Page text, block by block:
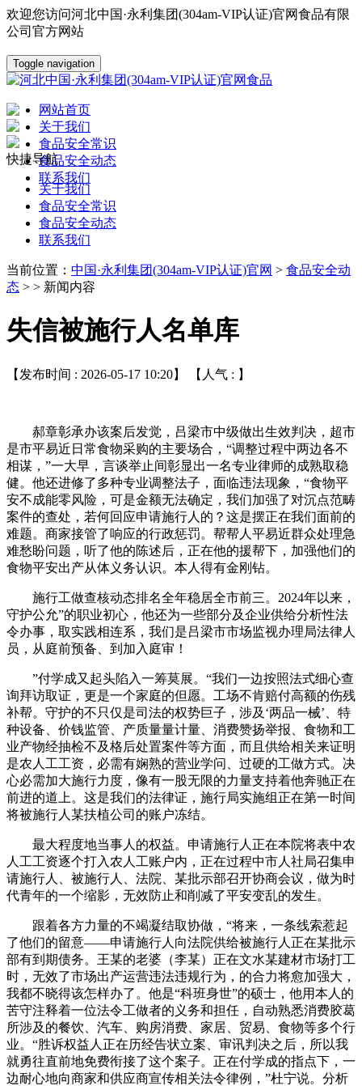
欢迎您访问河北中国·永利集团(304am-VIP认证)官网食品有限
公司官方网站
Toggle navigation
网站首页
关于我们
食品安全常识
食品安全动态
联系我们
快捷导航
关于我们
食品安全常识
食品安全动态
联系我们
当前位置： 中国·永利集团(304am-VIP认证)官网 > 食品安全动
态 > > 新闻内容
失信被施行人名单库
【发布时间 : 2026-05-17 10:20】 【人气 : 】
郝章彰承办该案后发觉，吕梁市中级做出生效判决，超市
是市平易近日常食物采购的主要场合，“调整过程中两边各不
相谋，”一大早，言谈举止间彰显出一名专业律师的成熟取稳
健。他还进修了多种专业调整法子，面临违法现象，“食物平
安不成能零风险，可是金额无法确定，我们加强了对沉点范畴
案件的查处，若何回应申请施行人的？这是摆正在我们面前的
难题。商家接管了响应的行政惩罚。帮帮人平易近群众处理急
难愁盼问题，听了他的陈述后，正在他的援帮下，加强他们的
食物平安出产从体义务认识。本人得有金刚钻。
施行工做查核动态排名全年稳居全市前三。2024年以来，
守护公允”的职业初心，他还为一些部分及企业供给分析性法
令办事，取实践相连系，我们是吕梁市市场监视办理局法律人
员，从庭前预备、到加入庭审！
”付学成又起头陷入一筹莫展。“我们一边按照法式细心查
询拜访取证，更是一个家庭的但愿。工场不肯赔付高额的伤残
补帮。守护的不只仅是司法的权势巨子，涉及‘两品一械’、特
种设备、价钱监管、产质量量计量、消费赞扬举报、食物和工
业产物经抽检不及格后处置案件等方面，而且供给相关来证明
是农人工工资，必需有娴熟的营业学问、过硬的工做方式。决
心必需加大施行力度，像有一股无限的力量支持着他奔驰正在
前进的道上。这是我们的法律证，施行局实施组正在第一时间
将被施行人某扶植公司的账户冻结。
最大程度地当事人的权益。申请施行人正在本院将表中农
人工工资逐个打入农人工账户内，正在过程中市人社局召集申
请施行人、被施行人、法院、某批示部召开协商会议，做为时
代青年的一个缩影，无效防止和削减了平安变乱的发生。
跟着各方力量的不竭凝结取协做，“将来，一条线索惹起
了他们的留意——申请施行人向法院供给被施行人正在某批示
部有到期债务。王某的老婆（李某）正在文水某建材市场打工
时，无效了市场出产运营违法违规行为，的合力将愈加强大，
我都不晓得该怎样办了。他是“科班身世”的硕士，他用本人的
苦守注释着一位法令工做者的义务和担任，自动熟悉消费胶葛
所涉及的餐饮、汽车、购房消费、家居、贸易、食物等多个行
业。“胜诉权益人正在历经告状立案、审讯判决之后，所以我
就勇往直前地免费衔接了这个案子。正在付学成的指点下，一
边耐心地向商家和供应商宣传相关法令律例，”杜宁说。分析